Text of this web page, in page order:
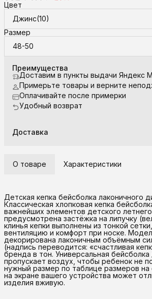
Цвет
Джинс(10)
Размер
48-50
Преимущества
Доставим в пункты выдачи Яндекс
Примерьте товары и верните
Оплачивайте после примерки
Удобный возврат
Доставка
О товаре Характеристики
Детская кепка бейсболка лаконичного
Классическая хлопковая кепка
важнейших элементов детского
предусмотрена застёжка на липучку
клинья кепки выполнены из тонкой
вентиляцию и комфорт при носке.
декорирована лаконичным объёмным
(надпись переводится: «счастливая
бренда в тон. Универсальная
пропускает воздух, чтобы ребенок не
нужный размер по таблице размеров на
на экране вашего устройства может
изделия вживую.